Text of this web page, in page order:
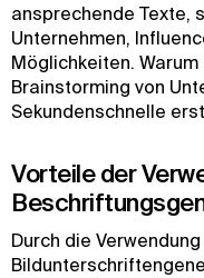
ansprechende Texte,
Unternehmen,
Möglichkeiten.
Brainstorming von
Sekundenschnelle
Vorteile der
Durch die